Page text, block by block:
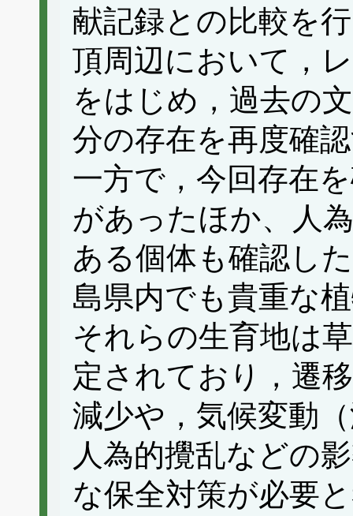
献記録との比較を
頂周辺において，
をはじめ，過去の
分の存在を再度確
一方で，今回存在
があったほか、人
ある個体も確認し
島県内でも貴重な
それらの生育地は
定されており，遷
減少や，気候変動
人為的攪乱などの
な保全対策が必要